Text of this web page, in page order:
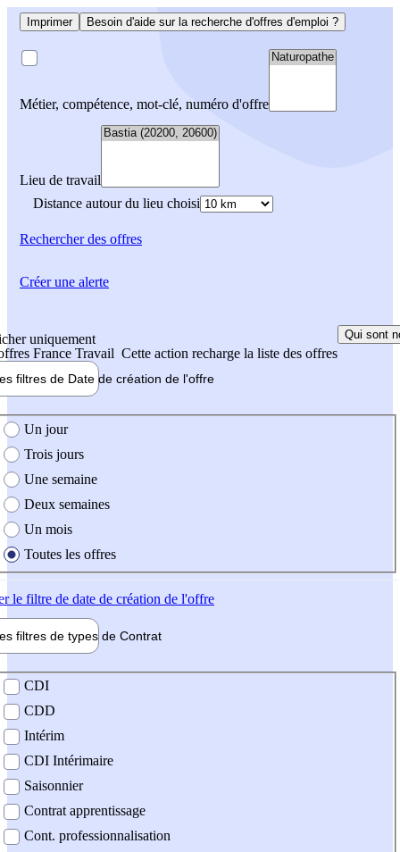
Imprimer Besoin d'aide sur la recherche d'offres d'emploi ?
Métier, compétence, mot-clé, numéro d'offre
Lieu de travail
Distance autour du lieu choisi
Rechercherdes offres
uniquement
France Travail Cette action recharge la liste des offres
Qui sont
filtres de Date de création de l'offre
création de l'offre
Un jour
Trois jours
Une semaine
Deux semaines
Un mois
Toutes les offres
le filtre de date de création de l'offre
filtres de types de Contrat
contrat
CDI
CDD
Intérim
CDI Intérimaire
Saisonnier
Contrat apprentissage
Cont. professionnalisation
Créer une alerte